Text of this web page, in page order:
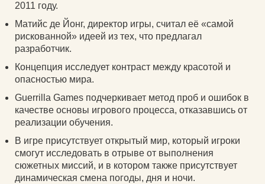
2011 году.
Матийс де Йонг, директор игры, считал её «самой
рискованной» идеей из тех, что предлагал
разработчик.
Концепция исследует контраст между красотой и
опасностью мира.
Guerrilla Games подчеркивает метод проб и ошибок в
качестве основы игрового процесса, отказавшись от
реализации обучения.
В игре присутствует открытый мир, который игроки
смогут исследовать в отрыве от выполнения
сюжетных миссий, и в котором также присутствует
динамическая смена погоды, дня и ночи.